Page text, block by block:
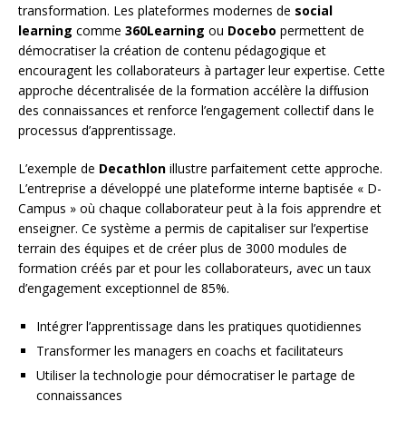
transformation. Les plateformes modernes de social
learning comme 360Learning ou Docebo permettent de
démocratiser la création de contenu pédagogique et
encouragent les collaborateurs à partager leur expertise. Cette
approche décentralisée de la formation accélère la diffusion
des connaissances et renforce l’engagement collectif dans le
processus d’apprentissage.
L’exemple de Decathlon illustre parfaitement cette approche.
L’entreprise a développé une plateforme interne baptisée « D-
Campus » où chaque collaborateur peut à la fois apprendre et
enseigner. Ce système a permis de capitaliser sur l’expertise
terrain des équipes et de créer plus de 3000 modules de
formation créés par et pour les collaborateurs, avec un taux
d’engagement exceptionnel de 85%.
Intégrer l’apprentissage dans les pratiques quotidiennes
Transformer les managers en coachs et facilitateurs
Utiliser la technologie pour démocratiser le partage de
connaissances